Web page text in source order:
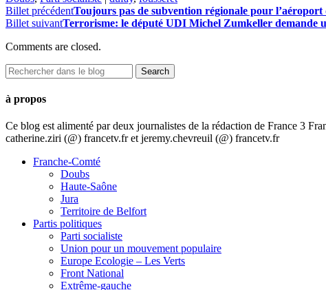
Billet précédentToujours pas de subvention régionale pour l’aéroport
Billet suivantTerrorisme: le député UDI Michel Zumkeller demande
Comments are closed.
à propos
Ce blog est alimenté par deux journalistes de la rédaction de France 3
catherine.ziri (@) francetv.fr et jeremy.chevreuil (@) francetv.fr
Franche-Comté
Doubs
Haute-Saône
Jura
Territoire de Belfort
Partis politiques
Parti socialiste
Union pour un mouvement populaire
Europe Ecologie – Les Verts
Front National
Extrême-gauche